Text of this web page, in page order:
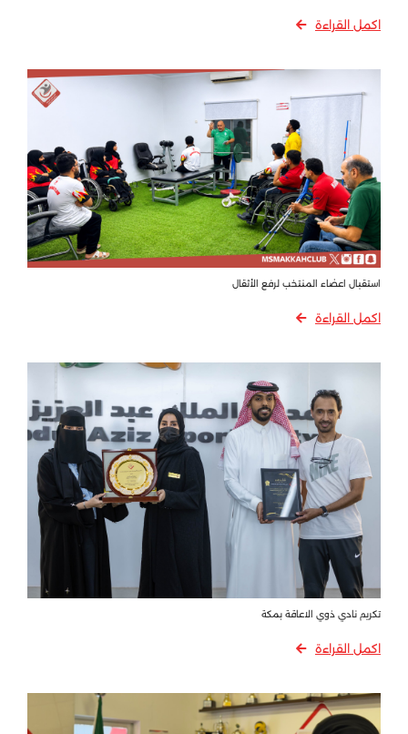
اكمل القراءة
استقبال اعضاء المنتخب لرفع الأثقال
اكمل القراءة
تكريم نادي ذوي الاعاقة بمكة
اكمل القراءة